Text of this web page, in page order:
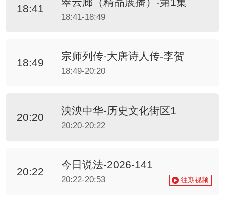
18:41
18:41-18:49
18:49
宗师列传·大唐诗人传-李贺
18:49-20:20
20:20
泱泱中华-历史文化街区1
20:20-20:22
20:22
今日说法-2026-141
20:22-20:53 往期视频